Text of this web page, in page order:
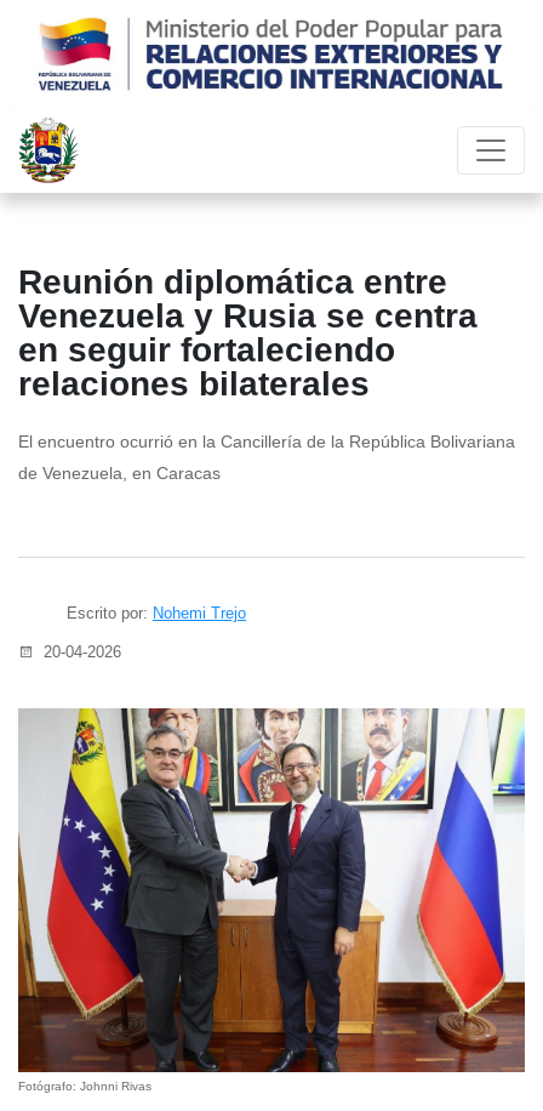
Reunión diplomática entre
Venezuela y Rusia se centra
en seguir fortaleciendo
relaciones bilaterales
El encuentro ocurrió en la Cancillería de la República Bolivariana
de Venezuela, en Caracas
Escrito por: Nohemi Trejo
20-04-2026
Fotógrafo: Johnni Rivas